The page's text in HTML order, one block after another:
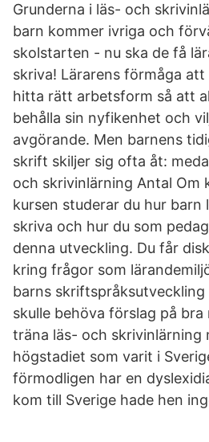
Grunderna i läs- och
barn kommer ivriga och
skolstarten - nu ska de få
skriva! Lärarens förmåga
hitta rätt arbetsform så att
behålla sin nyfikenhet och
avgörande. Men barnens
skrift skiljer sig ofta åt:
och skrivinlärning Antal Om
kursen studerar du hur barn
skriva och hur du som
denna utveckling. Du får
kring frågor som
barns skriftspråksutveckling
skulle behöva förslag på
träna läs- och skrivinlärning
högstadiet som varit i
förmodligen har en
kom till Sverige hade hen